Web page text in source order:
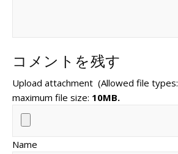
コメントを残す
Upload attachment (Allowed file types:
maximum file size: 10MB.
Name